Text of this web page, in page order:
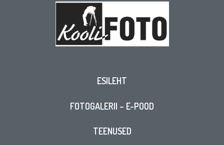
ESILEHT
FOTOGALERII – E-POOD
TEENUSED